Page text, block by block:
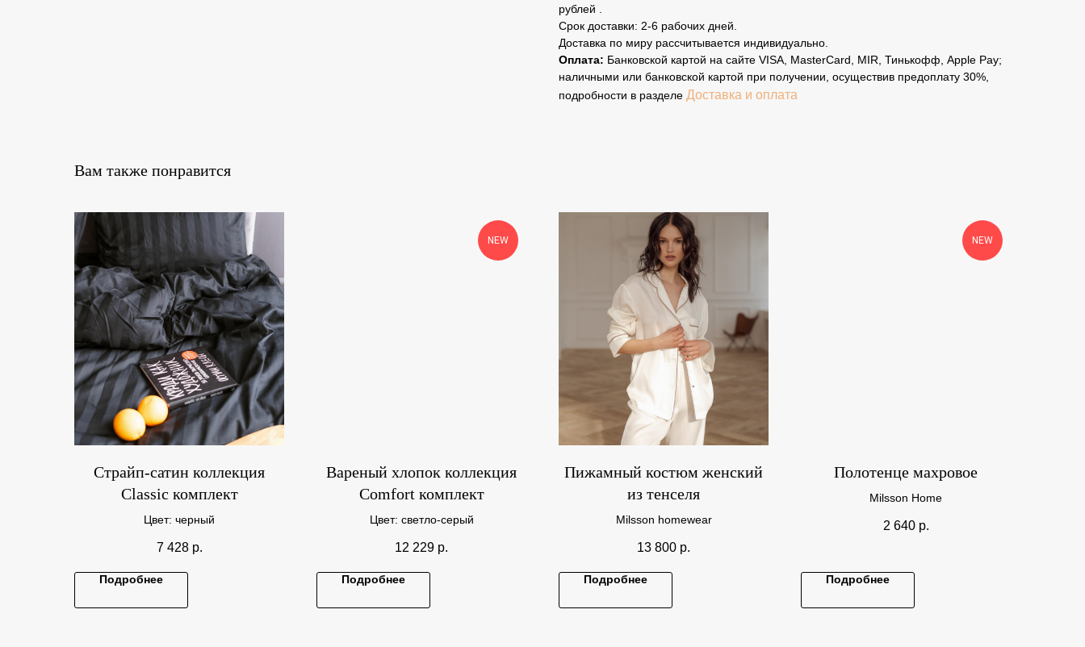
рублей .
Срок доставки: 2-6 рабочих дней.
Доставка по миру рассчитывается индивидуально.
Оплата: Банковской картой на сайте VISA, MasterCard, MIR, Тинькофф, Apple Pay;
наличными или банковской картой при получении, осуществив предоплату 30%,
подробности в разделе Доставка и оплата
Вам также понравится
Страйп-сатин коллекция
Classic комплект
Цвет: черный
7 428 р.
Подробнее
NEW
Вареный хлопок коллекция
Comfort комплект
Цвет: светло-серый
12 229 р.
Подробнее
Пижамный костюм женский
из тенселя
Milsson homewear
13 800 р.
Подробнее
NEW
Полотенце махровое
Milsson Home
2 640 р.
Подробнее